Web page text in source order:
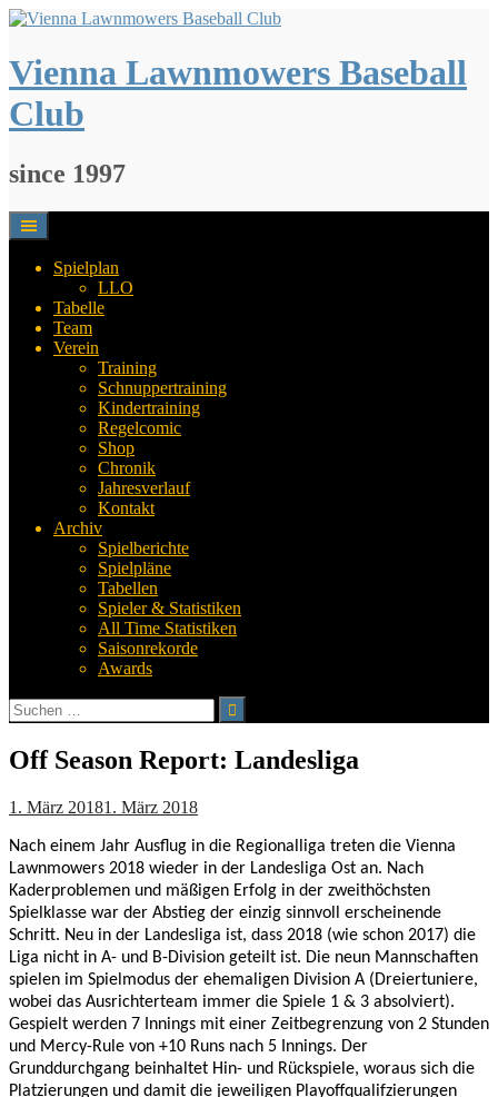
Springe
Inhalt
Vienna Lawnmowers Baseball
Club
since 1997
Spielplan
LLO
Tabelle
Team
Verein
Training
Schnuppertraining
Kindertraining
Regelcomic
Shop
Chronik
Jahresverlauf
Kontakt
Archiv
Spielberichte
Spielpläne
Tabellen
Spieler & Statistiken
All Time Statistiken
Saisonrekorde
Awards
Suchen
nach:
Off Season Report: Landesliga
1. März 20181. März 2018
Nach einem Jahr Ausflug in die Regionalliga treten die Vienna
Lawnmowers 2018 wieder in der Landesliga Ost an. Nach
Kaderproblemen und mäßigen Erfolg in der zweithöchsten
Spielklasse war der Abstieg der einzig sinnvoll erscheinende
Schritt. Neu in der Landesliga ist, dass 2018 (wie schon 2017) die
Liga nicht in A- und B-Division geteilt ist. Die neun Mannschaften
spielen im Spielmodus der ehemaligen Division A (Dreiertuniere,
wobei das Ausrichterteam immer die Spiele 1 & 3 absolviert).
Gespielt werden 7 Innings mit einer Zeitbegrenzung von 2 Stunden
und Mercy-Rule von +10 Runs nach 5 Innings. Der
Grunddurchgang beinhaltet Hin- und Rückspiele, woraus sich die
Platzierungen und damit die jeweiligen Playoffqualifzierungen